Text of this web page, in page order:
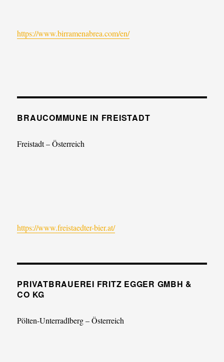
https://www.birramenabrea.com/en/
BRAUCOMMUNE IN FREISTADT
Freistadt – Österreich
https://www.freistaedter-bier.at/
PRIVATBRAUEREI FRITZ EGGER GMBH &
CO KG
Pölten-Unterradlberg – Österreich